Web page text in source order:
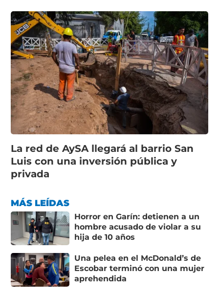
La red de AySA llegará al barrio San
Luis con una inversión pública y
privada
MÁS LEÍDAS
Horror en Garín: detienen a un
hombre acusado de violar a su
hija de 10 años
Una pelea en el McDonald’s de
Escobar terminó con una mujer
aprehendida